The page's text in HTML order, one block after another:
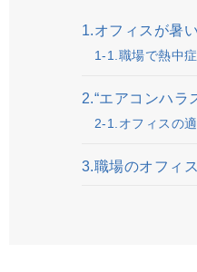
1.オフィスが暑
1-1.職場で熱中
2.“エアコンハラ
2-1.オフィスの
3.職場のオフィ